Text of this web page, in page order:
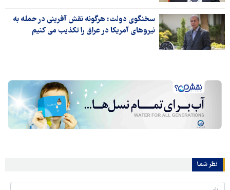
سخنگوی دولت: هرگونه نقش آفرینی در حمله به
نیروهای آمریکا در عراق را تکذیب می کنیم
نظر شما